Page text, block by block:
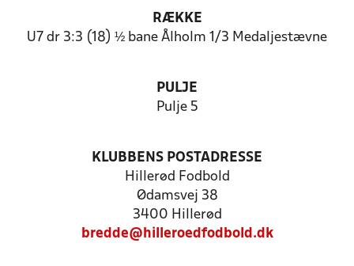
RÆKKE
U7 dr 3:3 (18) ½ bane Ålholm 1/3 Medaljestævne
PULJE
Pulje 5
KLUBBENS POSTADRESSE
Hillerød Fodbold
Ødamsvej 38
3400 Hillerød
bredde@hilleroedfodbold.dk